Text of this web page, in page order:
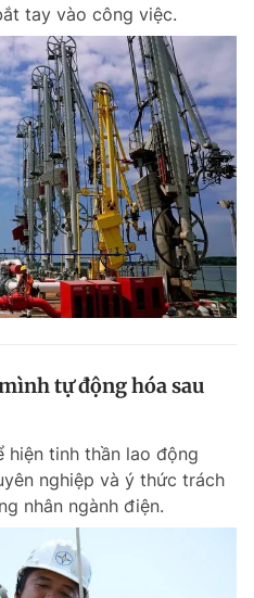
tay vào công việc.
tự động hóa sau
hiện tinh thần lao động
nghiệp và ý thức trách
nhân ngành điện.